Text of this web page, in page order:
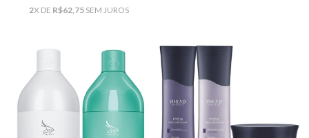
2X DE R$62,75 SEM JUROS